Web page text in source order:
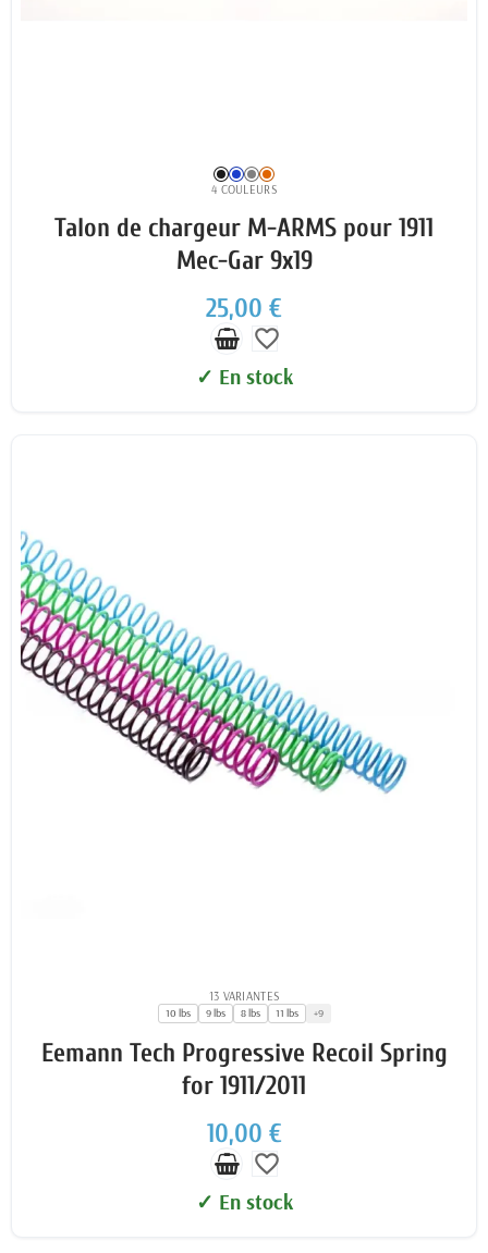
4 COULEURS
Talon de chargeur M-ARMS pour 1911
Mec-Gar 9x19
25,00 €
favorite_border
✓ En stock
13 VARIANTES
10 lbs 9 lbs 8 lbs 11 lbs +9
Eemann Tech Progressive Recoil Spring
for 1911/2011
10,00 €
favorite_border
✓ En stock